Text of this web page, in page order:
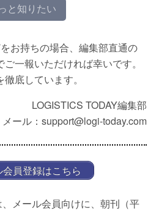
と知りたい
お持ちの場合、編集部直通の
一報いただければ幸いです。
底しています。
LOGISTICS TODAY編集部
メール：support@logi-today.com
会員登録はこちら
メール会員向けに、朝刊（平